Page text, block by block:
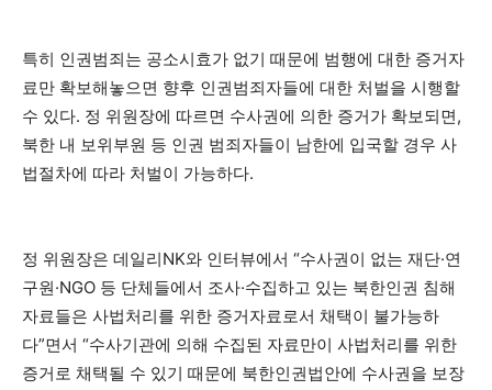
특히 인권범죄는 공소시효가 없기 때문에 범행에 대한 증거자
료만 확보해놓으면 향후 인권범죄자들에 대한 처벌을 시행할
수 있다. 정 위원장에 따르면 수사권에 의한 증거가 확보되면,
북한 내 보위부원 등 인권 범죄자들이 남한에 입국할 경우 사
법절차에 따라 처벌이 가능하다.
정 위원장은 데일리NK와 인터뷰에서 “수사권이 없는 재단·연
구원·NGO 등 단체들에서 조사·수집하고 있는 북한인권 침해
자료들은 사법처리를 위한 증거자료로서 채택이 불가능하
다”면서 “수사기관에 의해 수집된 자료만이 사법처리를 위한
증거로 채택될 수 있기 때문에 북한인권법안에 수사권을 보장